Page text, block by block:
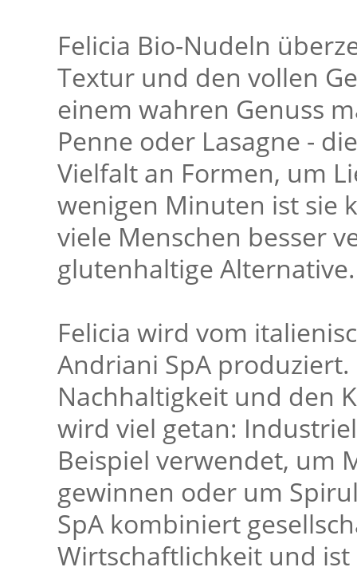
Felicia Bio-Nudeln
Textur und den vollen
einem wahren Genuss
Penne oder Lasagne -
Vielfalt an Formen, um
wenigen Minuten ist sie
viele Menschen besser
glutenhaltige Alternative.
Felicia wird vom
Andriani SpA
Nachhaltigkeit und den
wird viel getan:
Beispiel verwendet, um
gewinnen oder um
SpA kombiniert
Wirtschaftlichkeit und